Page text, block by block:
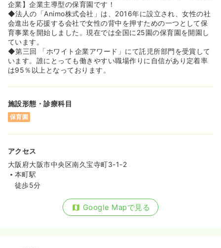
企業】企業主導型の保育園です！
◆法人の「Animo株式会社」は、2016年に設立され、女性の社
会進出を応援する会社で女性の背中を押すための一つとして保
育事業を開始しました。現在では全国に25園の保育園を開園し
ています。
◆第三回 「ホワイト企業アワード」にて託児所部門を受賞して
います。誰にとっても働きやすい職場作りに自信があり定着率
は95％以上となっております。
施設形態・診療科目
保育園
アクセス
大阪府大阪市中央区南久宝寺町3-1-2
本町駅
徒歩5分
Google Mapで見る